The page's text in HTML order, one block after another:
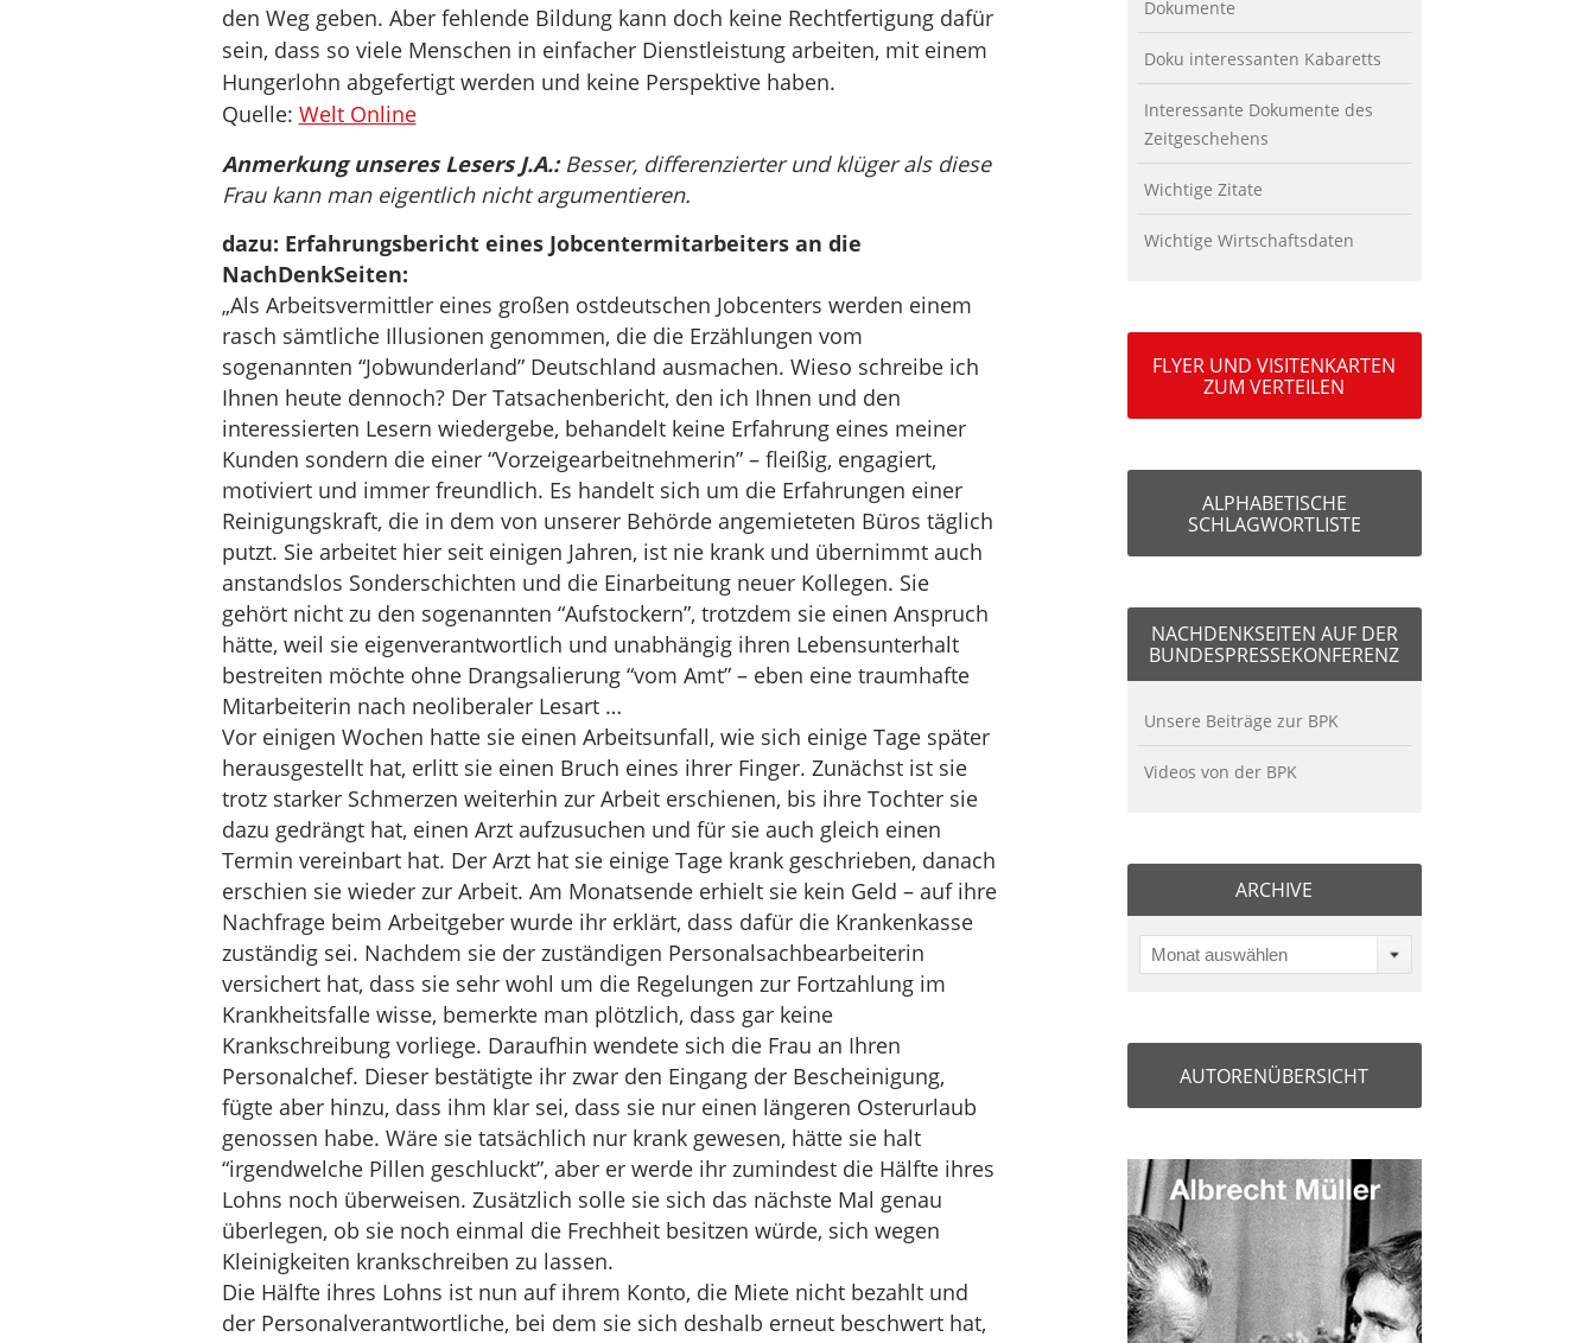
den Weg geben. Aber fehlende Bildung kann doch keine Rechtfertigung dafür
sein, dass so viele Menschen in einfacher Dienstleistung arbeiten, mit einem
Hungerlohn abgefertigt werden und keine Perspektive haben.
Quelle: Welt Online
Anmerkung unseres Lesers J.A.:Besser, differenzierter und klüger als diese
Frau kann man eigentlich nicht argumentieren.
dazu: Erfahrungsbericht eines Jobcentermitarbeiters an die
NachDenkSeiten:
„Als Arbeitsvermittler eines großen ostdeutschen Jobcenters werden einem
rasch sämtliche Illusionen genommen, die die Erzählungen vom
sogenannten “Jobwunderland” Deutschland ausmachen. Wieso schreibe ich
Ihnen heute dennoch? Der Tatsachenbericht, den ich Ihnen und den
interessierten Lesern wiedergebe, behandelt keine Erfahrung eines meiner
Kunden sondern die einer “Vorzeigearbeitnehmerin” – fleißig, engagiert,
motiviert und immer freundlich. Es handelt sich um die Erfahrungen einer
Reinigungskraft, die in dem von unserer Behörde angemieteten Büros täglich
putzt. Sie arbeitet hier seit einigen Jahren, ist nie krank und übernimmt auch
anstandslos Sonderschichten und die Einarbeitung neuer Kollegen. Sie
gehört nicht zu den sogenannten “Aufstockern”, trotzdem sie einen Anspruch
hätte, weil sie eigenverantwortlich und unabhängig ihren Lebensunterhalt
bestreiten möchte ohne Drangsalierung “vom Amt” – eben eine traumhafte
Mitarbeiterin nach neoliberaler Lesart …
Vor einigen Wochen hatte sie einen Arbeitsunfall, wie sich einige Tage später
herausgestellt hat, erlitt sie einen Bruch eines ihrer Finger. Zunächst ist sie
trotz starker Schmerzen weiterhin zur Arbeit erschienen, bis ihre Tochter sie
dazu gedrängt hat, einen Arzt aufzusuchen und für sie auch gleich einen
Termin vereinbart hat. Der Arzt hat sie einige Tage krank geschrieben, danach
erschien sie wieder zur Arbeit. Am Monatsende erhielt sie kein Geld – auf ihre
Nachfrage beim Arbeitgeber wurde ihr erklärt, dass dafür die Krankenkasse
zuständig sei. Nachdem sie der zuständigen Personalsachbearbeiterin
versichert hat, dass sie sehr wohl um die Regelungen zur Fortzahlung im
Krankheitsfalle wisse, bemerkte man plötzlich, dass gar keine
Krankschreibung vorliege. Daraufhin wendete sich die Frau an Ihren
Personalchef. Dieser bestätigte ihr zwar den Eingang der Bescheinigung,
fügte aber hinzu, dass ihm klar sei, dass sie nur einen längeren Osterurlaub
genossen habe. Wäre sie tatsächlich nur krank gewesen, hätte sie halt
“irgendwelche Pillen geschluckt”, aber er werde ihr zumindest die Hälfte ihres
Lohns noch überweisen. Zusätzlich solle sie sich das nächste Mal genau
überlegen, ob sie noch einmal die Frechheit besitzen würde, sich wegen
Kleinigkeiten krankschreiben zu lassen.
Die Hälfte ihres Lohns ist nun auf ihrem Konto, die Miete nicht bezahlt und
der Personalverantwortliche, bei dem sie sich deshalb erneut beschwert hat,
Dokumente
Doku interessanten Kabaretts
Interessante Dokumente des
Zeitgeschehens
Wichtige Zitate
Wichtige Wirtschaftsdaten
FLYER UND VISITENKARTEN
ZUM VERTEILEN
ALPHABETISCHE
SCHLAGWORTLISTE
NACHDENKSEITEN AUF DER
BUNDESPRESSEKONFERENZ
Unsere Beiträge zur BPK
Videos von der BPK
ARCHIVE
Monat auswählen
AUTORENÜBERSICHT